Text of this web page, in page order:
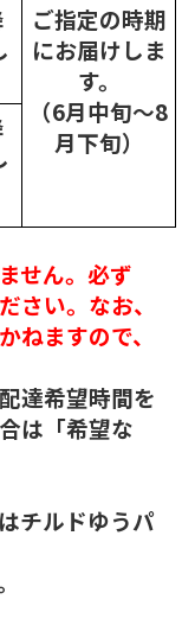
ご指定の時期
にお届けしま
す。
（6月中旬～8
月下旬）
せん。必ず
さい。なお、
ねますので、
達希望時間を
は「希望な
チルドゆうパ